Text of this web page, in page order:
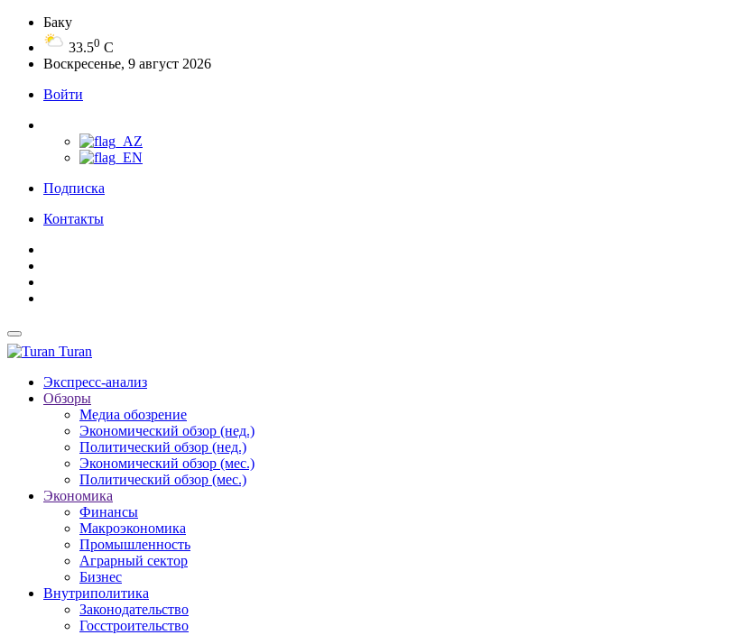
Баку
33.50 C
Воскресенье, 9 август 2026
Войти
Подписка
Контакты
Turan
Экспресс-анализ
Обзоры
Медиа обозрение
Экономический обзор (нед.)
Политический обзор (нед.)
Экономический обзор (мес.)
Политический обзор (мес.)
Экономика
Финансы
Макроэкономика
Промышленность
Аграрный сектор
Бизнес
Внутриполитика
Законодательство
Госстроительство